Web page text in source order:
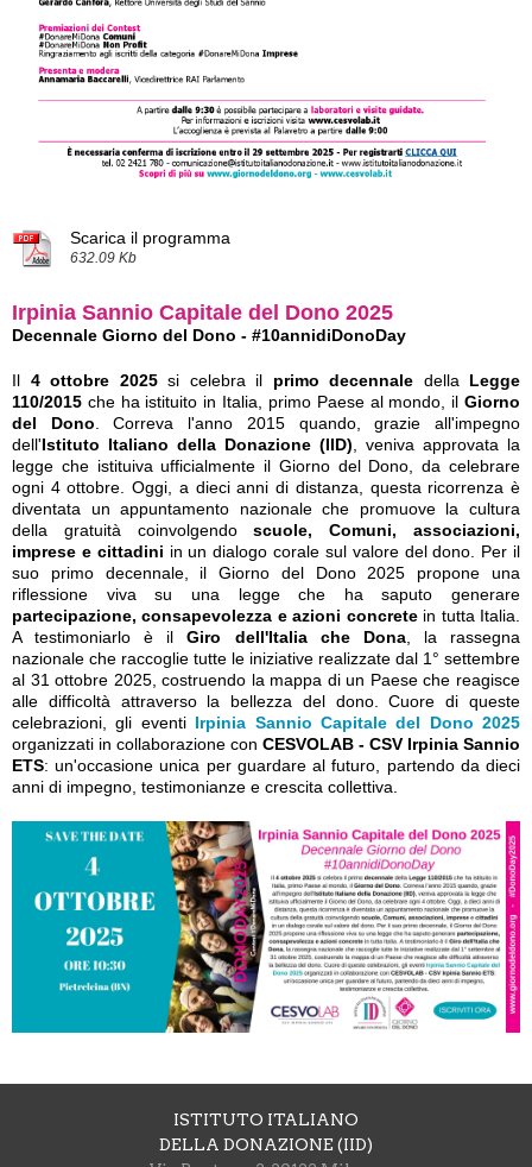
Scarica il programma
632.09 Kb
Irpinia Sannio Capitale del Dono 2025
Decennale Giorno del Dono - #10annidiDonoDay
Il 4 ottobre 2025si celebra il primo decennale della Legge
110/2015 che ha istituito in Italia, primo Paese al mondo, il Giorno
del Dono. Correva l'anno 2015 quando, grazie all'impegno
dell'Istituto Italiano della Donazione (IID), veniva approvata la
legge che istituiva ufficialmente il Giorno del Dono, da celebrare
ogni 4 ottobre. Oggi, a dieci anni di distanza, questa ricorrenza è
diventata un appuntamento nazionale che promuove la cultura
della gratuità coinvolgendoscuole, Comuni, associazioni,
imprese e cittadini in un dialogo corale sul valore del dono. Per il
suo primo decennale, il Giorno del Dono 2025 propone una
riflessione viva su una legge che ha saputo generare
partecipazione, consapevolezza e azioni concretein tutta Italia.
A testimoniarlo è ilGiro dell'Italia che Dona, la rassegna
nazionale che raccoglie tutte le iniziative realizzate dal 1° settembre
al 31 ottobre 2025, costruendo la mappa di un Paese che reagisce
alle difficoltà attraverso la bellezza del dono. Cuore di queste
celebrazioni, gli eventi Irpinia Sannio Capitale del Dono 2025
organizzati in collaborazione con CESVOLAB - CSV Irpinia Sannio
ETS: un'occasione unica per guardare al futuro, partendo da dieci
anni di impegno, testimonianze e crescita collettiva.
ISTITUTO ITALIANO
DELLA DONAZIONE (IID)